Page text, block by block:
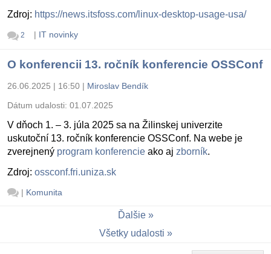
Zdroj: https://news.itsfoss.com/linux-desktop-usage-usa/
2 | IT novinky
O konferencii 13. ročník konferencie OSSConf
26.06.2025 | 16:50 | Miroslav Bendík
Dátum udalosti: 01.07.2025
V dňoch 1. – 3. júla 2025 sa na Žilinskej univerzite
uskutoční 13. ročník konferencie OSSConf. Na webe je
zverejnený program konferencie ako aj zborník.
Zdroj: ossconf.fri.uniza.sk
| Komunita
Ďalšie
Všetky udalosti